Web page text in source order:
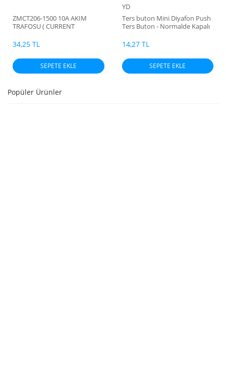
ZMCT206-1500 10A AKIM
TRAFOSU ( CURRENT
34,25 TL
SEPETE EKLE
YD
Ters buton Mini Diyafon Push
Ters Buton - Normalde Kapalı
7mm) (TAIWAN)
14,27 TL
SEPETE EKLE
Popüler Ürünler